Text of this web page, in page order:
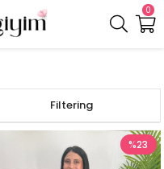
0
Filtering
%23